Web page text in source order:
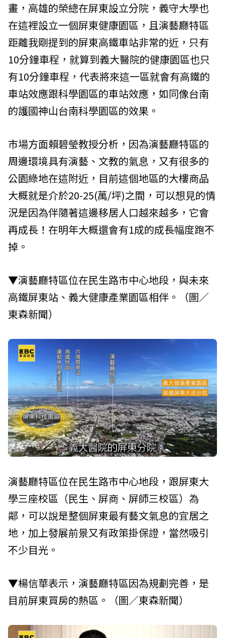
畫，高雄的榮總在屏東設立分院，義守大學也
在這裡設立一個屏東健康園區，且演藝廳特區
距離我剛提到的屏東高鐵車站非常的近，只有
10分鐘車程，就算到義大醫院的健康園區也只
有10分鐘車程，代表將來這一區就會有高鐵的
車站效應跟科學園區的車站效應，如同像台南
的護國神山台南科學園區的效果。
市場方面賴碧瑩教授分析，因為演藝廳特區的
周邊環境具有演藝、文教的氣息，又有很多的
公園綠地在這附近，目前這個地區的大樓商品
大概就是介於20-25(萬/坪)之間，可以想見的情
況是因為伴隨著這邊移居人口越來越多，它會
再成長！在明年大概還會有1成的成長幅度跑不
掉。
▼演藝廳特區位在民生路市中心地段，與未來
高鐵屏東站、義大健康產業園區相伴。（圖／
東森新聞）
演藝廳特區位在民生路市中心地段，跟屏東大
學三座校區（民生、屏商、屏師三校區）為
鄰，可以說是整個屏東最有藝文氣息的宜居之
地，加上發展前景又有政策掛保證，當然吸引
不少目光。
▼楊信華表示，演藝廳特區因為規劃完善，是
目前屏東買房的熱區。（圖／東森新聞）